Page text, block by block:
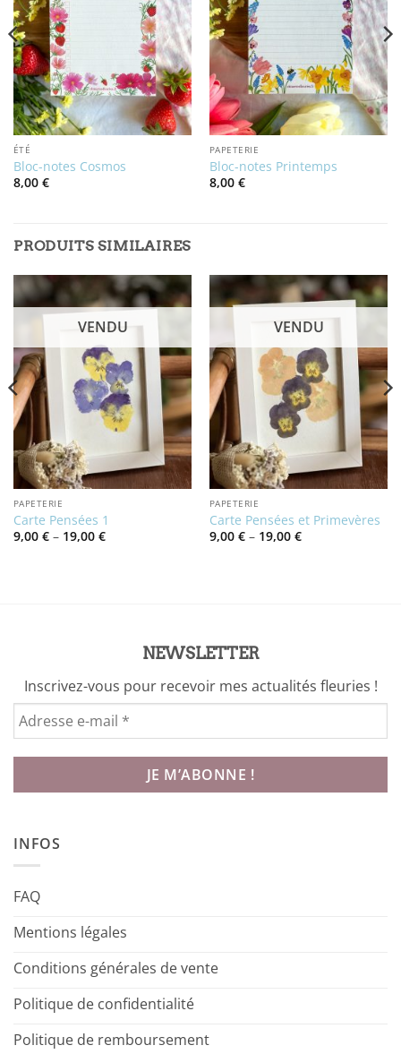
ÉTÉ
Bloc-notes Cosmos
8,00 €
PAPETERIE
Bloc-notes Printemps
8,00 €
PRODUITS SIMILAIRES
VENDU
PAPETERIE
Carte Pensées 1
9,00 € – 19,00 €Price
range:
VENDU
PAPETERIE
Carte Pensées et Primevères
9,00 € – 19,00 €Price
range:
NEWSLETTER
Inscrivez-vous pour recevoir mes actualités fleuries !
INFOS
FAQ
Mentions légales
Conditions générales de vente
Politique de confidentialité
Politique de remboursement